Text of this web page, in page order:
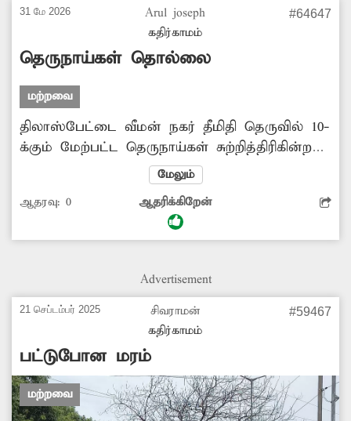
31 மே 2026
Arul joseph
கதிர்காமம்
#64647
தெருநாய்கள் தொல்லை
மற்றவை
திலாஸ்பேட்டை வீமன் நகர் தீமிதி தெருவில் 10-
க்கும் மேற்பட்ட தெருநாய்கள் சுற்றித்திரிகின்றன.
இவை, இருசக்கர வாகனங்களில் செல்பவர்களை
துரத்திச்சென்று கடிக்கிறது. இதனை
கட்டுப்படுத்த வேண்டும்.
மேலும்
ஆதரவு: 0 ஆதரிக்கிறேன்
Advertisement
21 செப்டம்பர் 2025
சிவராமன்
கதிர்காமம்
#59467
பட்டுபோன மரம்
மற்றவை